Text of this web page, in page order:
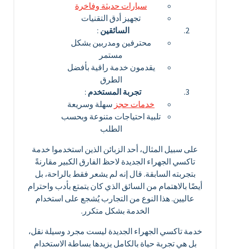
سيارات حديثة وفاخرة
تجهيز أدق التقنيات
السائقين:
محترفين ومدربين بشكل
مستمر
يقدمون خدمة راقية بأفضل
الطرق
تجربة المستخدم:
خدمات حجزسهلة وسريعة
تلبية احتياجات متنوعة وبحسب
الطلب
على سبيل المثال، أحد الزبائن الذين استخدموا خدمة
تاكسي الجهراء الجديدة لاحظ الفارق الكبير مقارنةً
بتجربته السابقة. قال إنه لم يشعر فقط بالراحة، بل
أيضًا بالاهتمام من السائق الذي كان يتمتع بأدب واحترام
عاليين. هذا النوع من التجارب يُشجع على استخدام
الخدمة بشكل متكرر.
خدمة تاكسي الجهراء الجديدة ليست مجرد وسيلة نقل،
بل هي تجربة حياة بالكامل يزيدها بساطة الاستخدام